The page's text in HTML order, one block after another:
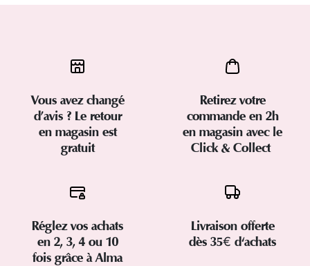
Vous avez changé
d’avis ? Le retour
en magasin est
gratuit
Retirez votre
commande en 2h
en magasin avec le
Click & Collect
Réglez vos achats
en 2, 3, 4 ou 10
fois grâce à Alma
Livraison offerte
dès 35€ d'achats